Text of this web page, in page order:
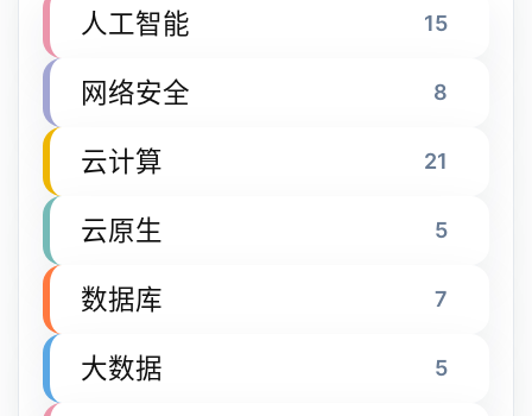
人工智能 15
网络安全 8
云计算 21
云原生 5
数据库 7
大数据 5